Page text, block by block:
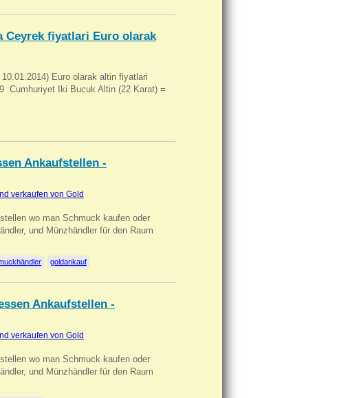
fiyatlari Euro olarak
Euro olarak altin fiyatlari
Cumhuriyet Iki Bucuk Altin (22 Karat) =
Ankaufstellen -
verkaufen von Gold
wo man Schmuck kaufen oder
und Münzhändler für den Raum
goldankauf
Ankaufstellen -
verkaufen von Gold
wo man Schmuck kaufen oder
und Münzhändler für den Raum